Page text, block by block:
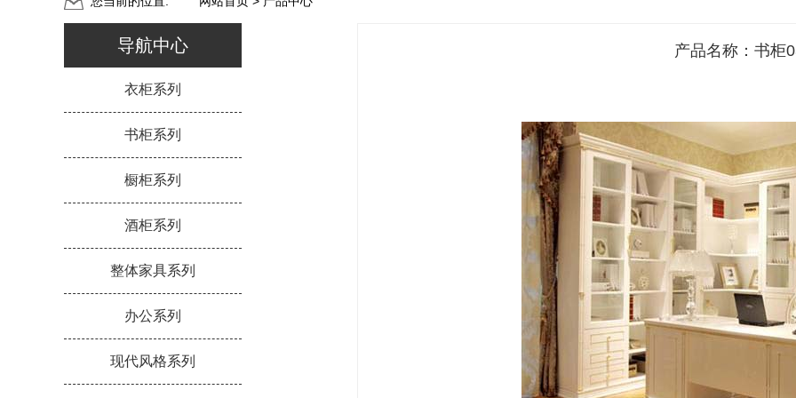
导航中心
衣柜系列
书柜系列
橱柜系列
酒柜系列
整体家具系列
办公系列
现代风格系列
产品名称：书柜